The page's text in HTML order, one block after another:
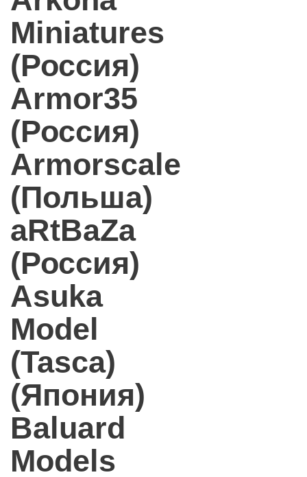
Miniatures
(Россия)
Armor35
(Россия)
Armorscale
(Польша)
aRtBaZa
(Россия)
Asuka
Model
(Tasca)
(Япония)
Baluard
Models